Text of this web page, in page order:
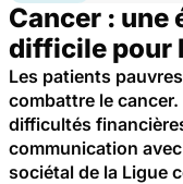
Cancer : une
difficile pour
Les patients
combattre le
difficultés
communication
sociétal de la Ligue